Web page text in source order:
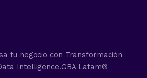
tu negocio con Transformación
Intelligence.GBA Latam®